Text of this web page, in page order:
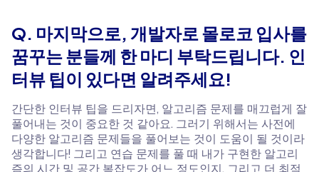
Q. 마지막으로, 개발자로 몰로코 입사를
꿈꾸는 분들께 한 마디 부탁드립니다. 인
터뷰 팁이 있다면 알려주세요!
간단한 인터뷰 팁을 드리자면, 알고리즘 문제를 매끄럽게 잘
풀어내는 것이 중요한 것 같아요. 그러기 위해서는 사전에
다양한 알고리즘 문제들을 풀어보는 것이 도움이 될 것이라
생각합니다! 그리고 연습 문제를 풀 때 내가 구현한 알고리
즘의 시간 및 공간 복잡도가 어느 정도인지, 그리고 더 최적